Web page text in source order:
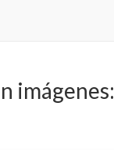
imágenes: